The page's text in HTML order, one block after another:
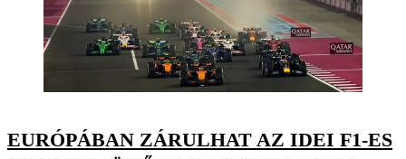
EURÓPÁBAN ZÁRULHAT AZ IDEI F1-ES